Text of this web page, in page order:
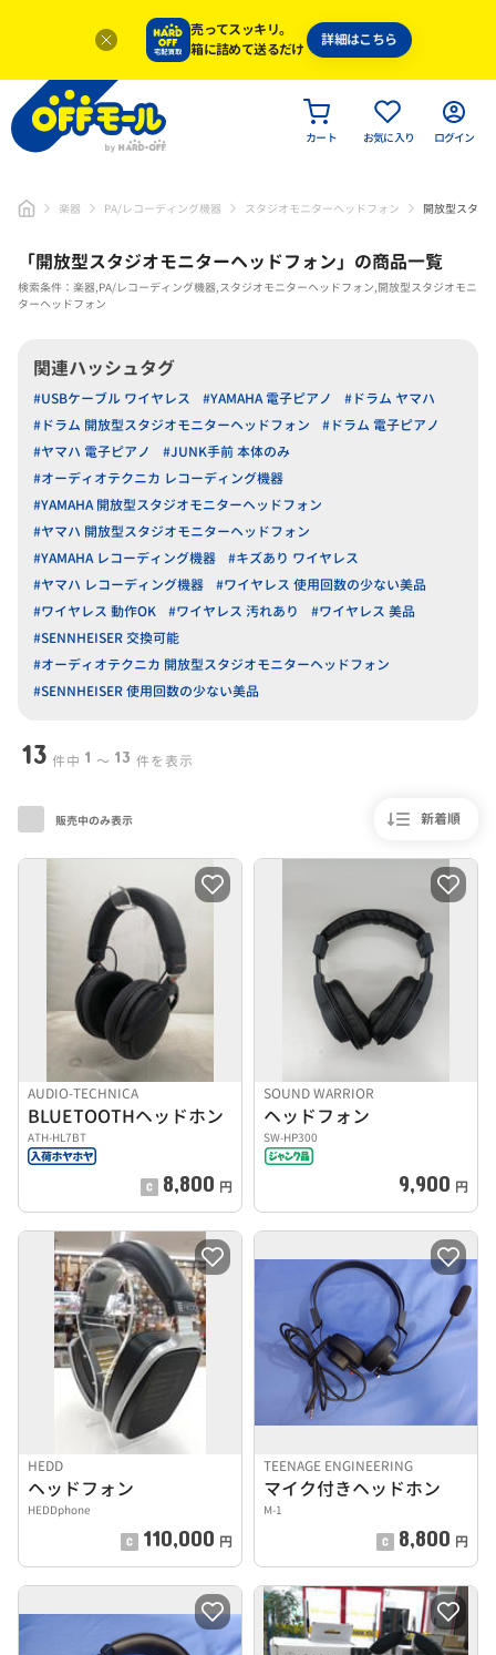
売ってスッキリ。
箱に詰めて送るだけ
詳細はこちら
カート お気に入り ログイン
楽器 PA/レコーディング機器 スタジオモニターヘッドフォン 開放型スタジ
「開放型スタジオモニターヘッドフォン」 の商品一覧
検索条件：楽器,PA/レコーディング機器,スタジオモニターヘッドフォン,開放型スタジオモニ
ターヘッドフォン
関連ハッシュタグ
#USBケーブル ワイヤレス #YAMAHA 電子ピアノ
#ドラム ヤマハ
#ドラム 開放型スタジオモニターヘッドフォン
#ドラム 電子ピアノ
#ヤマハ 電子ピアノ
#JUNK手前 本体のみ
#オーディオテクニカ レコーディング機器
#YAMAHA 開放型スタジオモニターヘッドフォン
#ヤマハ 開放型スタジオモニターヘッドフォン
#YAMAHA レコーディング機器
#キズあり ワイヤレス
#ヤマハ レコーディング機器
#ワイヤレス 使用回数の少ない美品
#ワイヤレス 動作OK
#ワイヤレス 汚れあり
#ワイヤレス 美品
#SENNHEISER 交換可能
#オーディオテクニカ 開放型スタジオモニターヘッドフォン
#SENNHEISER 使用回数の少ない美品
13 件中 1 〜 13 件を表示
新着順
販売中のみ表示
AUDIO-TECHNICA
BLUETOOTHヘッドホン
ATH-HL7BT
8,800 円
SOUND WARRIOR
ヘッドフォン
SW-HP300
9,900 円
HEDD
ヘッドフォン
HEDDphone
110,000 円
TEENAGE ENGINEERING
マイク付きヘッドホン
M-1
8,800 円